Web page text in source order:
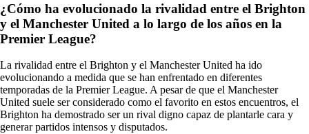
¿Cómo ha evolucionado la rivalidad entre el Brighton
y el Manchester United a lo largo de los años en la
Premier League?
La rivalidad entre el Brighton y el Manchester United ha ido
evolucionando a medida que se han enfrentado en diferentes
temporadas de la Premier League. A pesar de que el Manchester
United suele ser considerado como el favorito en estos encuentros, el
Brighton ha demostrado ser un rival digno capaz de plantarle cara y
generar partidos intensos y disputados.